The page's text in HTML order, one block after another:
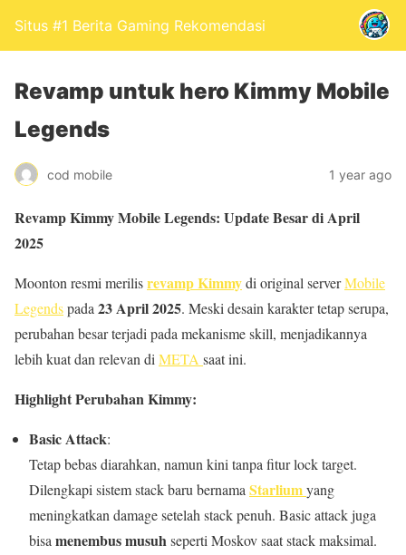
Situs #1 Berita Gaming Rekomendasi
Revamp untuk hero Kimmy Mobile
Legends
cod mobile 1 year ago
Revamp Kimmy Mobile Legends: Update Besar di April
2025
Moonton resmi merilisrevamp Kimmydi original serverMobile
Legendspada 23 April 2025. Meski desain karakter tetap serupa,
perubahan besar terjadi pada mekanisme skill, menjadikannya
lebih kuat dan relevan di META saat ini.
Highlight Perubahan Kimmy:
Basic Attack:
Tetap bebas diarahkan, namun kini tanpa fitur lock target.
Dilengkapi sistem stack baru bernama Starliumyang
meningkatkan damage setelah stack penuh. Basic attack juga
bisa menembus musuhseperti Moskov saat stack maksimal.